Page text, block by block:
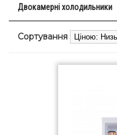
двокамерні
Двокамерні холодильники
Сортування